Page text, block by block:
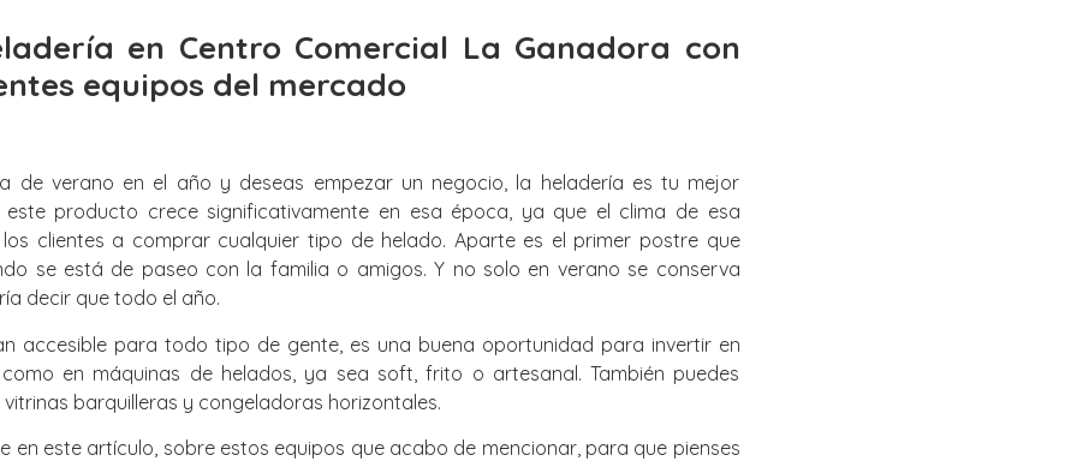
en Centro Comercial La Ganadora con
equipos del mercado
de verano en el año y deseas empezar un negocio, la heladería es tu mejor
este producto crece significativamente en esa época, ya que el clima de esa
clientes a comprar cualquier tipo de helado. Aparte es el primer postre que
se está de paseo con la familia o amigos. Y no solo en verano se conserva
decir que todo el año.
accesible para todo tipo de gente, es una buena oportunidad para invertir en
en máquinas de helados, ya sea soft, frito o artesanal. También puedes
barquilleras y congeladoras horizontales.
en este artículo, sobre estos equipos que acabo de mencionar, para que pienses